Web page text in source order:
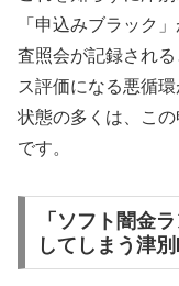
「申込みブラック
査照会が記録され
ス評価になる悪循
状態の多くは、こ
です。
「ソフト闇金
してしまう津